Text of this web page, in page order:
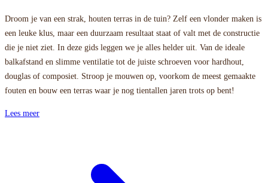
Droom je van een strak, houten terras in de tuin? Zelf een vlonder maken is
een leuke klus, maar een duurzaam resultaat staat of valt met de constructie
die je niet ziet. In deze gids leggen we je alles helder uit. Van de ideale
balkafstand en slimme ventilatie tot de juiste schroeven voor hardhout,
douglas of composiet. Stroop je mouwen op, voorkom de meest gemaakte
fouten en bouw een terras waar je nog tientallen jaren trots op bent!
Lees meer